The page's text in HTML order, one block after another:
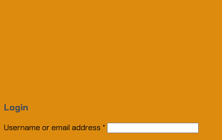
Login
Username or email address *